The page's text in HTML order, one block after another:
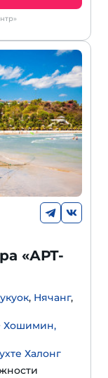
«АРТ-
, Нячанг,
Хошимин,
Халонг